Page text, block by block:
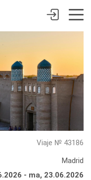
Viaje № 43186
Madrid
- ma, 23.06.2026